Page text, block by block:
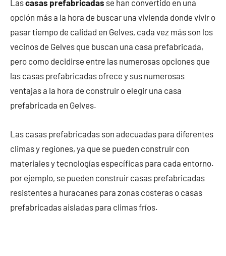
Lascasas prefabricadas se han convertido en una
opción más a la hora de buscar una vivienda donde vivir o
pasar tiempo de calidad en Gelves, cada vez más son los
vecinos de Gelves que buscan una casa prefabricada,
pero como decidirse entre las numerosas opciones que
las casas prefabricadas ofrece y sus numerosas
ventajas a la hora de construir o elegir una casa
prefabricada en Gelves.
Las casas prefabricadas son adecuadas para diferentes
climas y regiones, ya que se pueden construir con
materiales y tecnologías específicas para cada entorno.
por ejemplo, se pueden construir casas prefabricadas
resistentes a huracanes para zonas costeras o casas
prefabricadas aisladas para climas fríos.